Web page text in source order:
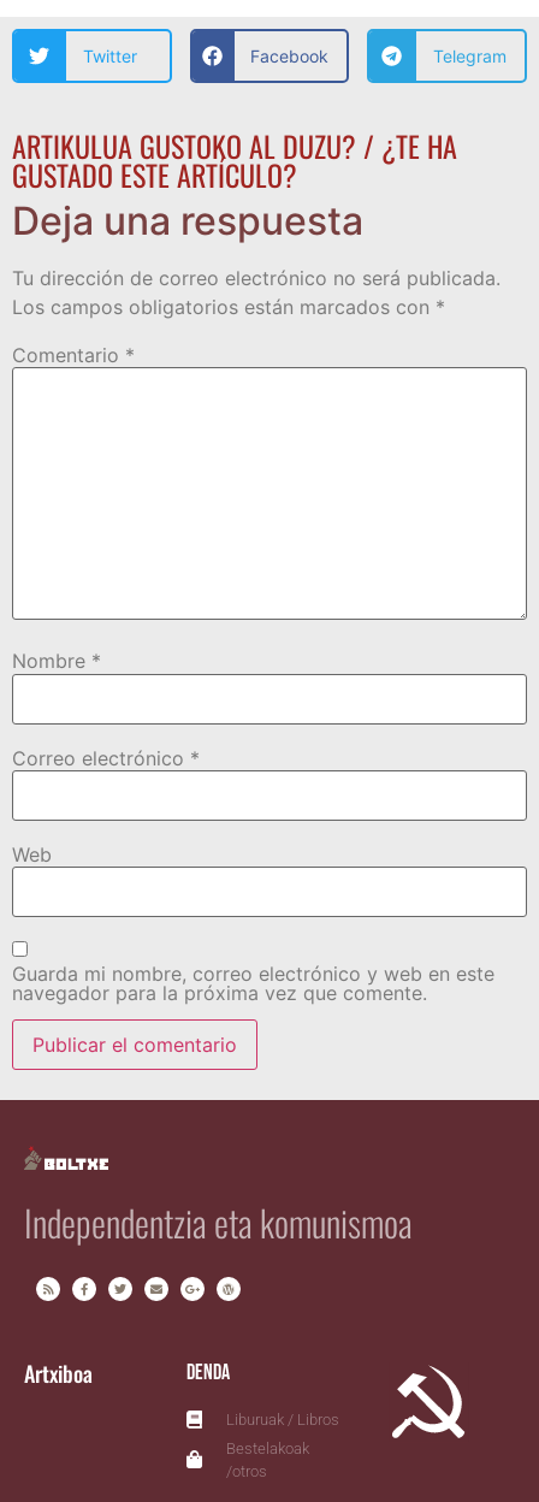
Twitter Facebook Telegram
ARTIKULUA GUSTOKO AL DUZU? / ¿TE HA
GUSTADO ESTE ARTÍCULO?
Deja una respuesta
Tu dirección de correo electrónico no será publicada.
Los campos obligatorios están marcados con *
Comentario *
Nombre *
Correo electrónico *
Web
Guarda mi nombre, correo electrónico y web en este
navegador para la próxima vez que comente.
Independentzia eta komunismoa
Artxiboa Denda
Liburuak / Libros
Bestelakoak
/otros